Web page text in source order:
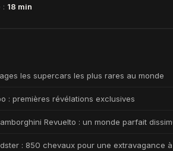
: 18 min
les supercars les plus rares au monde
: premières révélations exclusives
Revuelto : un monde parfait
: 850 chevaux pour une extravagance